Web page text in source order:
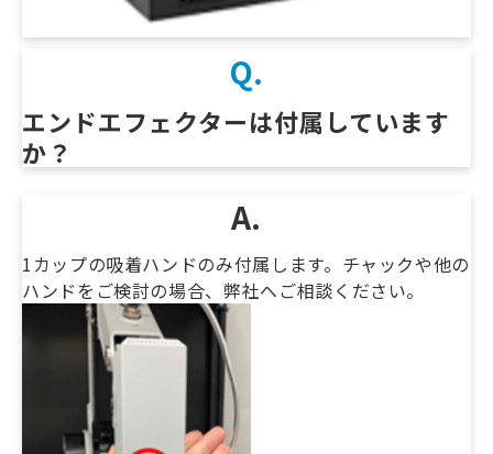
Q.
エンドエフェクターは付属しています
か？
A.
1カップの吸着ハンドのみ付属します。チャックや他の
ハンドをご検討の場合、弊社へご相談ください。